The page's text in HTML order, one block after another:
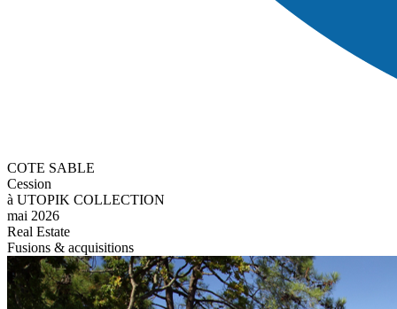
COTE SABLE
Cession
à UTOPIK COLLECTION
mai 2026
Real Estate
Fusions & acquisitions